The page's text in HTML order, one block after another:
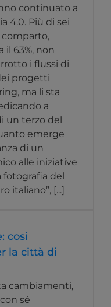
continuato a
4.0. Più di sei
il 63%, non
i flussi di
progetti
ma li sta
a
un terzo del
emerge
di un
alle iniziative
fotografia del
italiano”, [...]
cosi
la città di
cambiamenti,
sé